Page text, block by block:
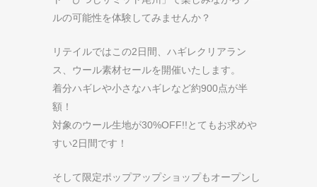
ルの可能性を体験してみませんか？
リテイルではこの2日間、ハギレクリアラン
ス、ウール素材セールを開催いたします。
着分ハギレや小さなハギレなど約900点が半
額！
対象のウール生地が30%OFF!!とてもお求めや
すい2日間です！
そして限定ポップアップショップもオープンし